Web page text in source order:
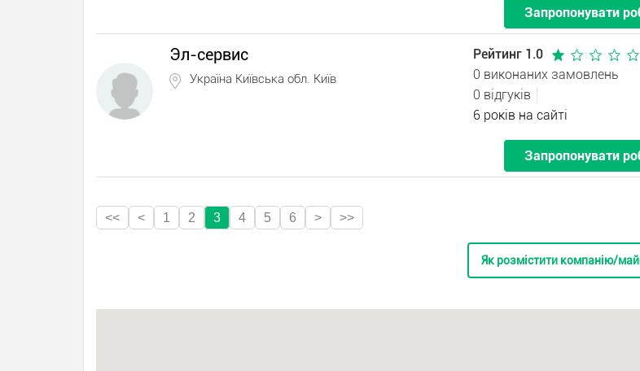
Запропонувати
Эл-сервис
Україна Київська обл. Київ
Рейтинг 1.0
0 виконаних замовлень
0 відгуків
6 років на сайті
Запропонувати
<< < 1 2 3 4 5 6 > >>
Як розмістити компанію/